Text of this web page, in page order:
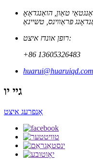
טאַון, הואַנגדאַאָ
פּראַווינס, טשיינאַ
רופן אונדז איצט:
+86 13605326483
huarui@huaruiqd.com
גיי יו
אָנפרעג איצט